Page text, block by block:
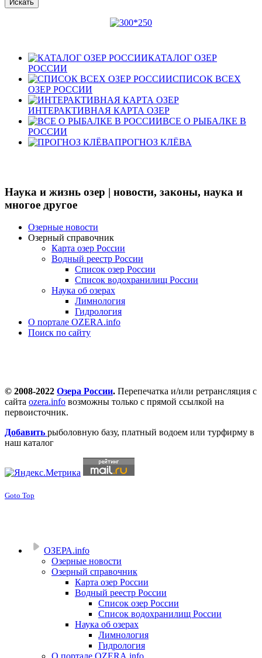
КАТАЛОГ ОЗЕР
РОССИИ
СПИСОК ВСЕХ
ОЗЕР РОССИИ
ИНТЕРАКТИВНАЯ КАРТА ОЗЕР
ВСЕ О РЫБАЛКЕ В
РОССИИ
ПРОГНОЗ КЛЁВА
Наука и жизнь озер | новости, законы, наука и
многое другое
Озерные новости
Озерный справочник
Карта озер России
Водный реестр России
Список озер России
Список водохранилищ России
Наука об озерах
Лимнология
Гидрология
О портале OZERA.info
Поиск по сайту
© 2008-2022 Озера России. Перепечатка и/или ретрансляция с
сайта ozera.info возможны только с прямой ссылкой на
первоисточник.
Добавить рыболовную базу, платный водоем или турфирму в
наш каталог
Goto Top
ОЗЕРА.info
Озерные новости
Озерный справочник
Карта озер России
Водный реестр России
Список озер России
Список водохранилищ России
Наука об озерах
Лимнология
Гидрология